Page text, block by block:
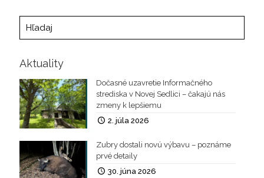
Aktuality
Dočasné uzavretie Informačného
strediska v Novej Sedlici – čakajú nás
zmeny k lepšiemu
2. júla 2026
Zubry dostali novú výbavu – poznáme
prvé detaily
30. júna 2026